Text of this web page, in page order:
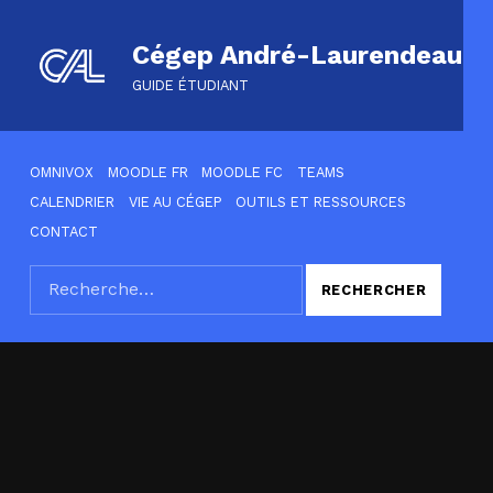
Cégep André-Laurendeau
GUIDE ÉTUDIANT
OMNIVOX
MOODLE FR MOODLE FC
TEAMS
CALENDRIER
VIE AU CÉGEP
OUTILS ET RESSOURCES
CONTACT
SEARCH THE SITE
Rechercher :